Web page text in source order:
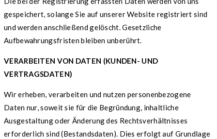
gespeichert, solange Sie auf unserer Website registriert sind
und werden anschließend gelöscht. Gesetzliche
Aufbewahrungsfristen bleiben unberührt.
VERARBEITEN VON DATEN (KUNDEN- UND
VERTRAGSDATEN)
Wir erheben, verarbeiten und nutzen personenbezogene
Daten nur, soweit sie für die Begründung, inhaltliche
Ausgestaltung oder Änderung des Rechtsverhältnisses
erforderlich sind (Bestandsdaten). Dies erfolgt auf Grundlage